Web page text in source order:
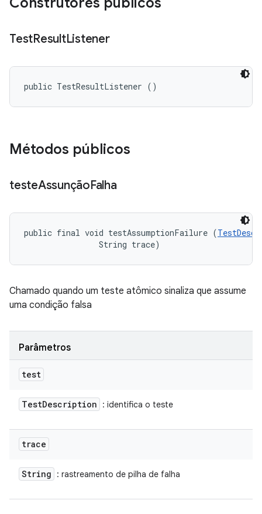
TestResultListener
public TestResultListener ()
Métodos públicos
testeAssunçãoFalha
public final void testAssumptionFailure (
                String trace)
Chamado quando um teste atômico sinaliza que assume
uma condição falsa
Parâmetros
test
TestDescription : identifica o teste
trace
String : rastreamento de pilha de falha